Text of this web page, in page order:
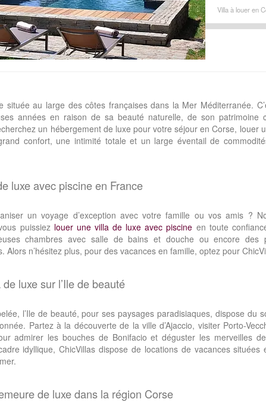
Villa à louer en
située au large des côtes françaises dans la Mer Méditerranée.
années en raison de sa beauté naturelle, de son
un hébergement de luxe pour votre séjour en Corse, louer
confort, une intimité totale et un large éventail de
luxe avec piscine en France
un voyage d’exception avec votre famille ou vos amis ?
puissiez louer une villa de luxe avec piscine en toute
chambres avec salle de bains et douche ou encore des
Alors n’hésitez plus, pour des vacances en famille, optez pour
luxe sur l’Ile de beauté
l’Ile de beauté, pour ses paysages paradisiaques, dispose du
Partez à la découverte de la ville d’Ajaccio, visiter Porto-
admirer les bouches de Bonifacio et déguster les merveilles
idyllique, ChicVillas dispose de locations de vacances situées
de luxe dans la région Corse